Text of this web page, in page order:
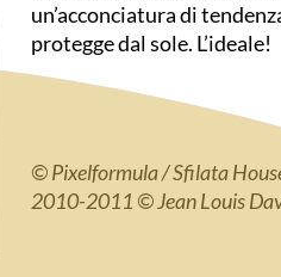
un’acconciatura di
protegge dal sole. L’ideale!
© Pixelformula / Sfilata
2010-2011 © Jean Louis